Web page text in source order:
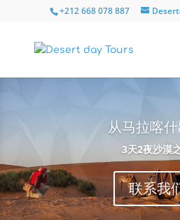
+212 668 078 887
从马拉喀
3天2夜沙漠
联系我